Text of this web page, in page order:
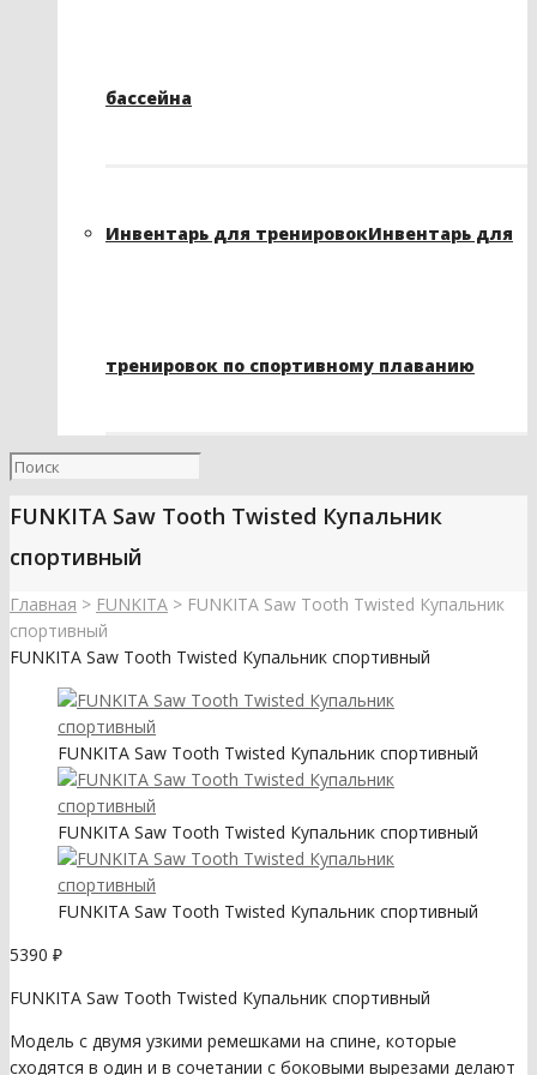
бассейна
Инвентарь для тренировокИнвентарь для
тренировок по спортивному плаванию
FUNKITA Saw Tooth Twisted Купальник
спортивный
Главная > FUNKITA > FUNKITA Saw Tooth Twisted Купальник
спортивный
FUNKITA Saw Tooth Twisted Купальник спортивный
FUNKITA Saw Tooth Twisted Купальник спортивный
FUNKITA Saw Tooth Twisted Купальник спортивный
FUNKITA Saw Tooth Twisted Купальник спортивный
5390 ₽
FUNKITA Saw Tooth Twisted Купальник спортивный
Модель с двумя узкими ремешками на спине, которые
сходятся в один и в сочетании с боковыми вырезами делают